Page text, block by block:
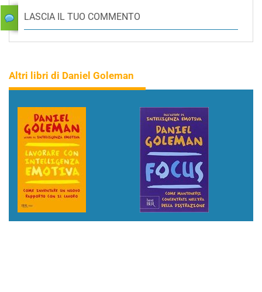
LASCIA IL TUO COMMENTO
Altri libri di Daniel Goleman